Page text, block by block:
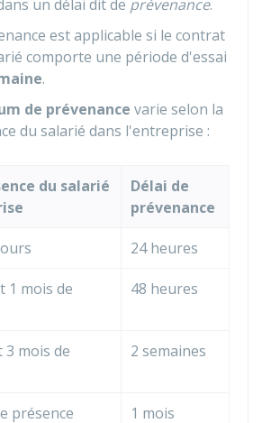
un délai dit de prévenance.
est applicable si le contrat
comporte une période d'essai
.
de prévenance varie selon la
du salarié dans l'entreprise :
du salarié
Délai de
prévenance
24 heures
1 mois de
48 heures
3 mois de
2 semaines
présence 1 mois